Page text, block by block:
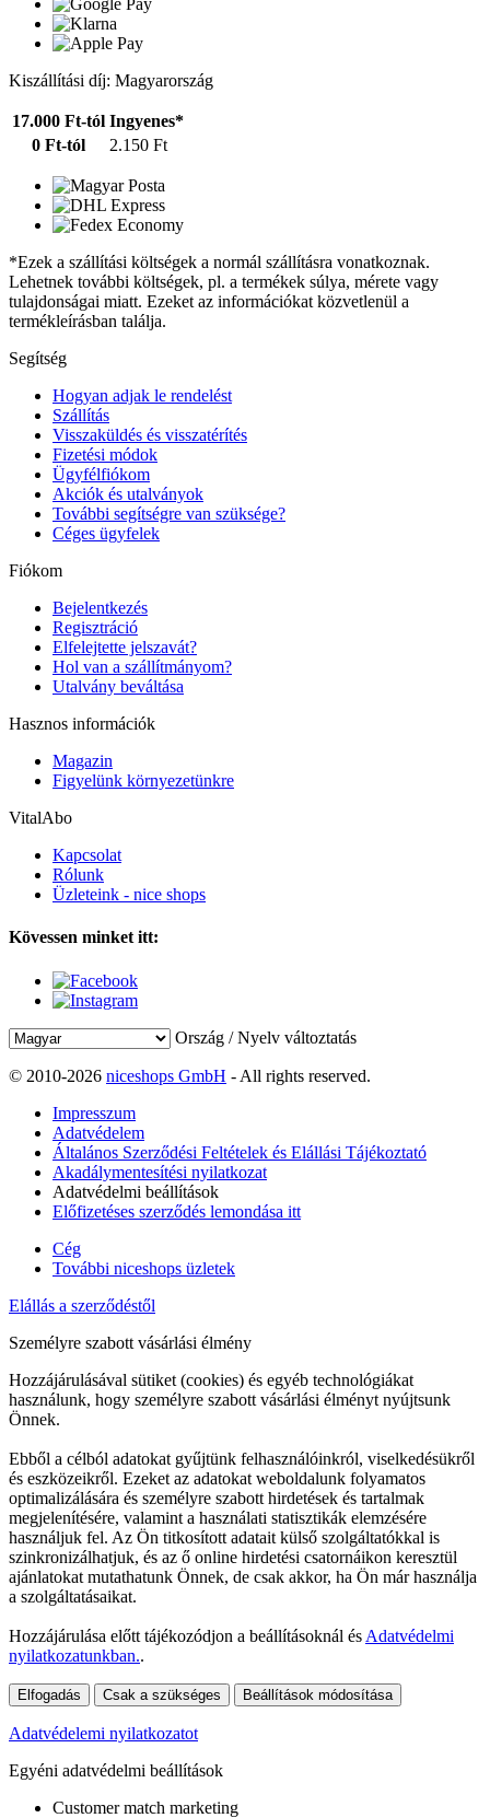
Kiszállítási díj: Magyarország
17.000 Ft-tól Ingyenes*
0 Ft-tól
2.150 Ft
*Ezek a szállítási költségek a normál szállításra vonatkoznak.
Lehetnek további költségek, pl. a termékek súlya, mérete vagy
tulajdonságai miatt. Ezeket az információkat közvetlenül a
termékleírásban találja.
Segítség
Hogyan adjak le rendelést
Szállítás
Visszaküldés és visszatérítés
Fizetési módok
Ügyfélfiókom
Akciók és utalványok
További segítségre van szüksége?
Céges ügyfelek
Fiókom
Bejelentkezés
Regisztráció
Elfelejtette jelszavát?
Hol van a szállítmányom?
Utalvány beváltása
Hasznos információk
Magazin
Figyelünk környezetünkre
VitalAbo
Kapcsolat
Rólunk
Üzleteink - nice shops
Kövessen minket itt:
Ország / Nyelv változtatás
© 2010-2026 niceshops GmbH - All rights reserved.
Impresszum
Adatvédelem
Általános Szerződési Feltételek és Elállási Tájékoztató
Akadálymentesítési nyilatkozat
Adatvédelmi beállítások
Előfizetéses szerződés lemondása itt
Cég
További niceshops üzletek
Elállás a szerződéstől
Személyre szabott vásárlási élmény
Hozzájárulásával sütiket (cookies) és egyéb technológiákat
használunk, hogy személyre szabott vásárlási élményt nyújtsunk
Önnek.
Ebből a célból adatokat gyűjtünk felhasználóinkról, viselkedésükről
és eszközeikről. Ezeket az adatokat weboldalunk folyamatos
optimalizálására és személyre szabott hirdetések és tartalmak
megjelenítésére, valamint a használati statisztikák elemzésére
használjuk fel. Az Ön titkosított adatait külső szolgáltatókkal is
szinkronizálhatjuk, és az ő online hirdetési csatornáikon keresztül
ajánlatokat mutathatunk Önnek, de csak akkor, ha Ön már használja
a szolgáltatásaikat.
Hozzájárulása előtt tájékozódjon a beállításoknál és Adatvédelmi
nyilatkozatunkban..
Elfogadás Csak a szükséges Beállítások módosítása
Adatvédelemi nyilatkozatot
Egyéni adatvédelmi beállítások
Customer match marketing